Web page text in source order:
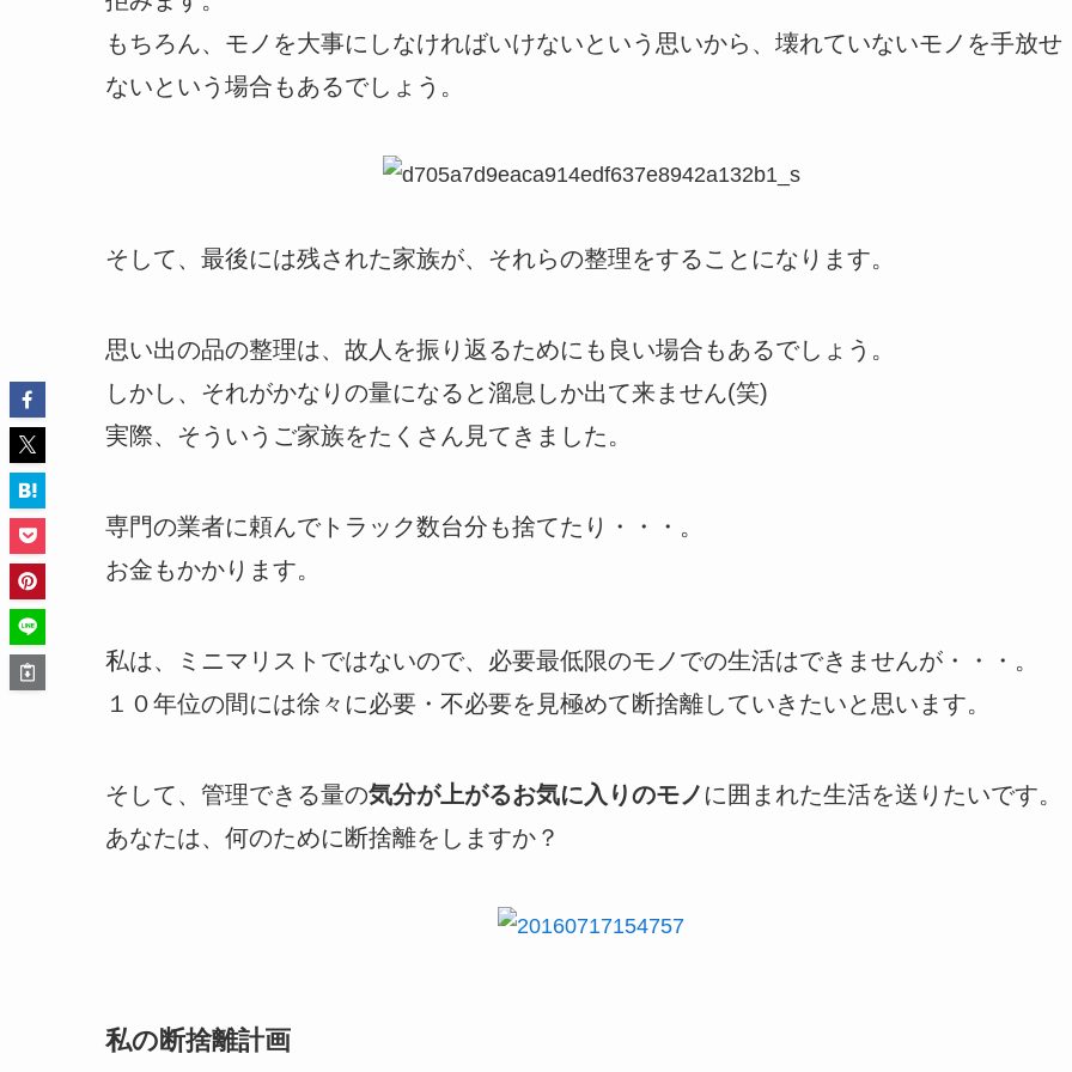
もちろん、モノを大事にしなければいけないという思いから、壊れていないモノを手放せ
ないという場合もあるでしょう。
そして、最後には残された家族が、それらの整理をすることになります。
思い出の品の整理は、故人を振り返るためにも良い場合もあるでしょう。
しかし、それがかなりの量になると溜息しか出て来ません(笑)
実際、そういうご家族をたくさん見てきました。
専門の業者に頼んでトラック数台分も捨てたり・・・。
お金もかかります。
私は、ミニマリストではないので、必要最低限のモノでの生活はできませんが・・・。
１０年位の間には徐々に必要・不必要を見極めて断捨離していきたいと思います。
そして、管理できる量の気分が上がるお気に入りのモノ に囲まれた生活を送りたいです。
あなたは、何のために断捨離をしますか？
私の断捨離計画